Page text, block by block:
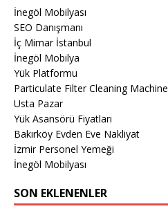
İnegöl Mobilyası
SEO Danışmanı
İç Mimar İstanbul
İnegöl Mobilya
Yük Platformu
Particulate Filter Cleaning Machine
Usta Pazar
Yük Asansörü Fiyatları
Bakırköy Evden Eve Nakliyat
İzmir Personel Yemeği
İnegöl Mobilyası
SON EKLENENLER